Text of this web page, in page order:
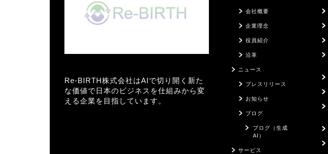
Re-BIRTH株式会社はAIで切り開く新た
な価値で日本のビジネスを仕組みから変
える企業を目指しています。
会社概要
企業理念
役員紹介
沿革
ニュース
プレスリリース
お知らせ
ブログ
ブログ（生成
AI）
サービス